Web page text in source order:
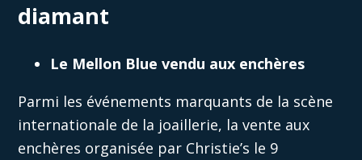
diamant
Le Mellon Blue vendu aux enchères
Parmi les événements marquants de la scène
internationale de la joaillerie, la vente aux
enchères organisée par Christie’s le 9